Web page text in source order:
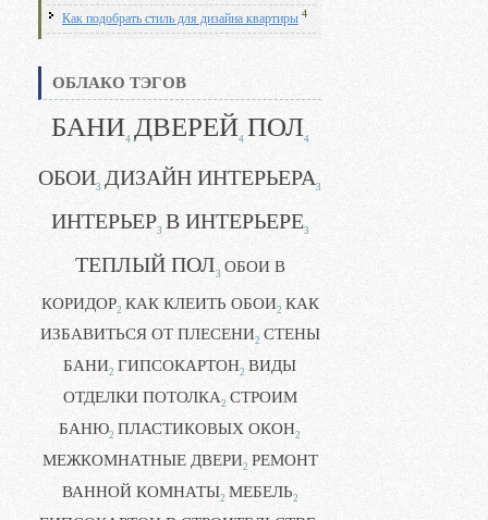
Как подобрать стиль для дизайна квартиры 4
ОБЛАКО ТЭГОВ
БАНИ4 ДВЕРЕЙ4 ПОЛ4
ОБОИ3 ДИЗАЙН ИНТЕРЬЕРА3
ИНТЕРЬЕР3 В ИНТЕРЬЕРЕ3
ТЕПЛЫЙ ПОЛ3 ОБОИ В
КОРИДОР2 КАК КЛЕИТЬ ОБОИ2 КАК
ИЗБАВИТЬСЯ ОТ ПЛЕСЕНИ2 СТЕНЫ
БАНИ2 ГИПСОКАРТОН2 ВИДЫ
ОТДЕЛКИ ПОТОЛКА2 СТРОИМ
БАНЮ2 ПЛАСТИКОВЫХ ОКОН2
МЕЖКОМНАТНЫЕ ДВЕРИ2 РЕМОНТ
ВАННОЙ КОМНАТЫ2 МЕБЕЛЬ2